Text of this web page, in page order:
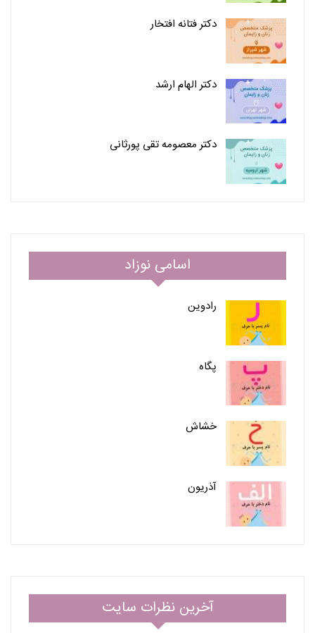
دکتر فتانه افتخار
دکتر الهام ارشد
دکتر معصومه تقی پورثانی
اسامی نوزاد
رادوین
پگاه
خشاش
آذریون
آخرین نظرات سایت